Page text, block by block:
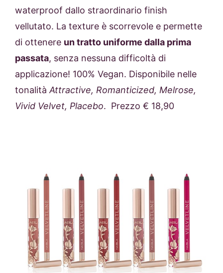
waterproof dallo straordinario finish
vellutato. La texture è scorrevole e permette
di ottenere un tratto uniforme dalla prima
passata, senza nessuna difficoltà di
applicazione! 100% Vegan. Disponibile nelle
tonalità Attractive, Romanticized, Melrose,
Vivid Velvet, Placebo. Prezzo € 18,90